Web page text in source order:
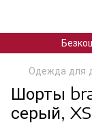
Одежда для
Шорты
серый, XS